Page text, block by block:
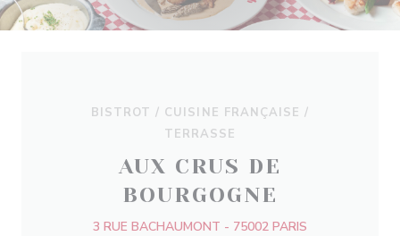
BISTROT / CUISINE FRANÇAISE /
TERRASSE
AUX CRUS DE
BOURGOGNE
3 RUE BACHAUMONT - 75002 PARIS